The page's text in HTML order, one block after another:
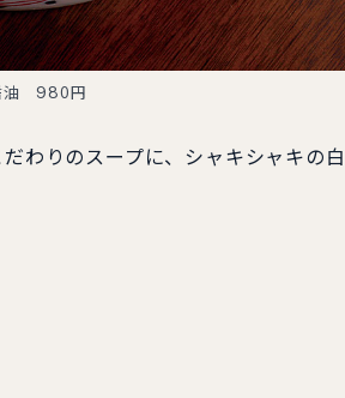
油 980円
わりのスープに、シャキシャキの